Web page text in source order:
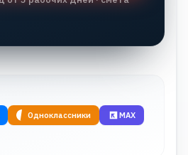
Одноклассники MAX